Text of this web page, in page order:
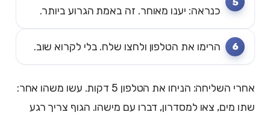
כנראה: יענו מאוחר. זה באמת הגרוע ביותר.
הרימו את הטלפון ולחצו שלח. בלי לקרוא שוב.
אחרי השליחה: הניחו את הטלפון 5 דקות. עשו משהו אחר:
שתו מים, צאו למסדרון, דברו עם מישהו. הגוף צריך רגע